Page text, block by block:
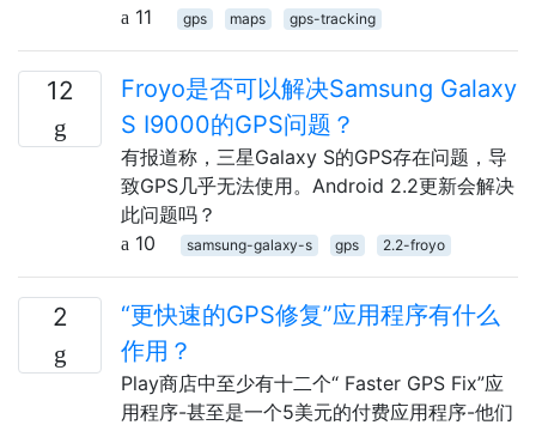
11
gps maps gps-tracking
12
Froyo是否可以解决Samsung Galaxy
S I9000的GPS问题？
有报道称，三星Galaxy S的GPS存在问题，导
致GPS几乎无法使用。Android 2.2更新会解决
此问题吗？
10
samsung-galaxy-s gps 2.2-froyo
2
“更快速的GPS修复”应用程序有什么
作用？
Play商店中至少有十二个“ Faster GPS Fix”应
用程序-甚至是一个5美元的付费应用程序-他们